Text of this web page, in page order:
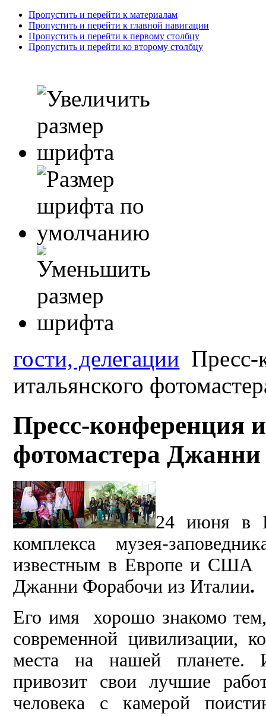
Пропустить и перейти к материалам
Пропустить и перейти к главной навигации
Пропустить и перейти к первому столбцу
Пропустить и перейти ко второму столбцу
гости, делегации Пресс-
итальянского
Пресс-конференция
фотомастера
24 июня в
комплекса музея-
известным в Европе и США
Джанни Форабочи из Италии.
Его имя хорошо знакомо
современной цивилизации,
места на нашей планете.
привозит свои лучшие
человека с камерой